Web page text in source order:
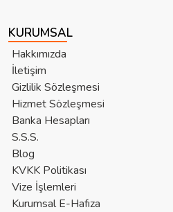
KURUMSAL
Hakkımızda
İletişim
Gizlilik Sözleşmesi
Hizmet Sözleşmesi
Banka Hesapları
S.S.S.
Blog
KVKK Politikası
Vize İşlemleri
Kurumsal E-Hafıza